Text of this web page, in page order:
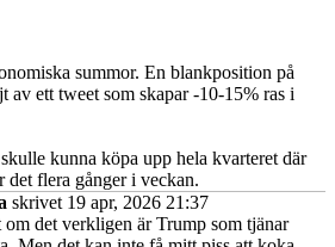
summor. En blankposition på
av ett tweet som skapar -10-15% ras i
kunna köpa upp hela kvarteret där
det flera gånger i veckan.
skrivet 19 apr, 2026 21:37
det verkligen är Trump som tjänar